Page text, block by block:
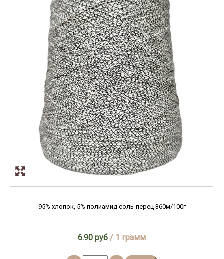
95% хлопок, 5% полиамид соль-перец 360м/100г
6.90 руб / 1 грамм